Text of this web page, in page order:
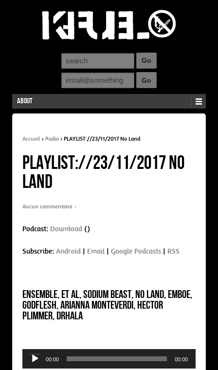
About
Accueil › Radio › PLAYLIST://23/11/2017 No Land
PLAYLIST://23/11/2017 No
Land
Aucun commentaire ↓
Podcast: Download ()
Subscribe: Android Email Google Podcasts RSS
Ensemble, Et Al, Sodium Beast, No Land, Emboe,
Godflesh, Arianna Monteverdi, Hector
Plimmer, Drhala
Audio
Player
00:00 00:00